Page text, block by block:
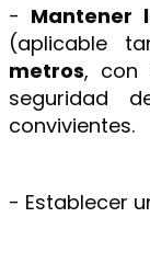
- Mantener
(aplicable
metros, con
seguridad
convivientes.
- Establecer